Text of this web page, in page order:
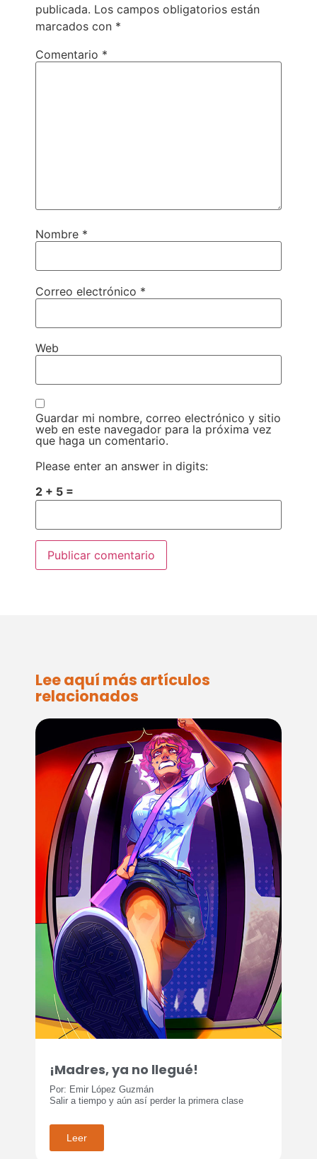
Lee aquí más artículos
relacionados
¡Madres, ya no llegué!
Por: Emir López Guzmán
Salir a tiempo y aún así perder la primera clase
Leer
publicada. Los campos obligatorios están
marcados con *
Comentario *
Nombre *
Correo electrónico *
Web
Guardar mi nombre, correo electrónico y sitio
web en este navegador para la próxima vez
que haga un comentario.
Please enter an answer in digits:
2 + 5 =